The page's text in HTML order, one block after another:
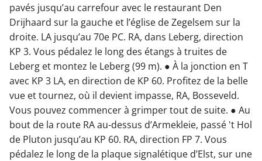
pavés jusqu’au carrefour avec le restaurant Den
Drijhaard sur la gauche et l’église de Zegelsem sur la
droite. LA jusqu’au 70e PC. RA, dans Leberg, direction
KP 3. Vous pédalez le long des étangs à truites de
Leberg et montez le Leberg (99 m). ● À la jonction en T
avec KP 3 LA, en direction de KP 60. Profitez de la belle
vue et tournez, où il devient impasse, RA, Bosseveld.
Vous pouvez commencer à grimper tout de suite. ● Au
bout de la route RA au-dessus d’Armekleie, passé 't Hol
de Pluton jusqu’au KP 60. RA, direction FP 7. Vous
pédalez le long de la plaque signalétique d’Elst, sur une